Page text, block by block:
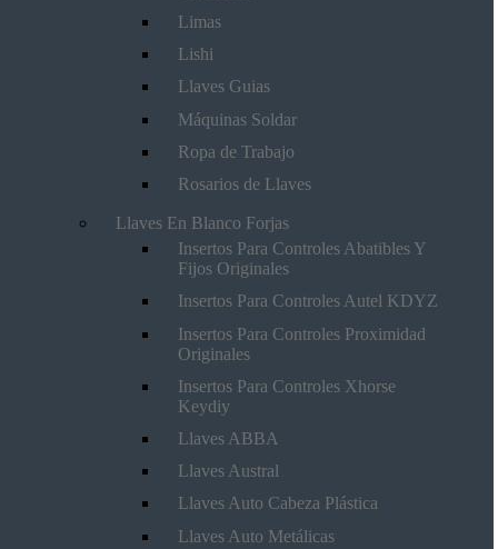
Limas
Lishi
Llaves Guias
Máquinas Soldar
Ropa de Trabajo
Rosarios de Llaves
Llaves En Blanco Forjas
Insertos Para Controles Abatibles Y
Fijos Originales
Insertos Para Controles Autel KDYZ
Insertos Para Controles Proximidad
Originales
Insertos Para Controles Xhorse
Keydiy
Llaves ABBA
Llaves Austral
Llaves Auto Cabeza Plástica
Llaves Auto Metálicas